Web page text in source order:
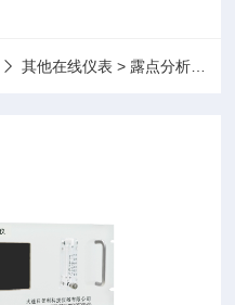
其他在线仪表 > 露点分析仪